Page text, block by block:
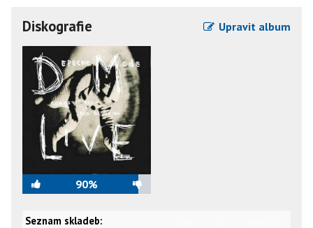
Diskografie Upravit album
90%
Seznam skladeb: